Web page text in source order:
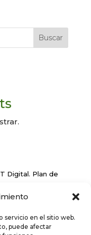
servicio en el sitio web.
puede afectar
Buscar
Digital. Plan de
EU’